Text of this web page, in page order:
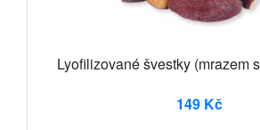
Lyofilizované švestky (mrazem
149 Kč